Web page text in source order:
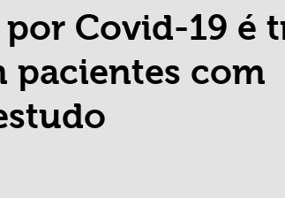
Covid-19 é
pacientes com